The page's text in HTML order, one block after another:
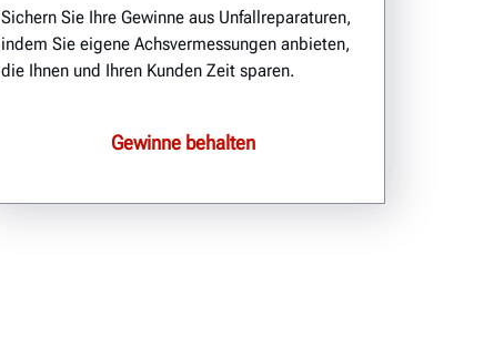
Sichern Sie Ihre Gewinne aus Unfallreparaturen,
indem Sie eigene Achsvermessungen anbieten,
die Ihnen und Ihren Kunden Zeit sparen.
Gewinne behalten